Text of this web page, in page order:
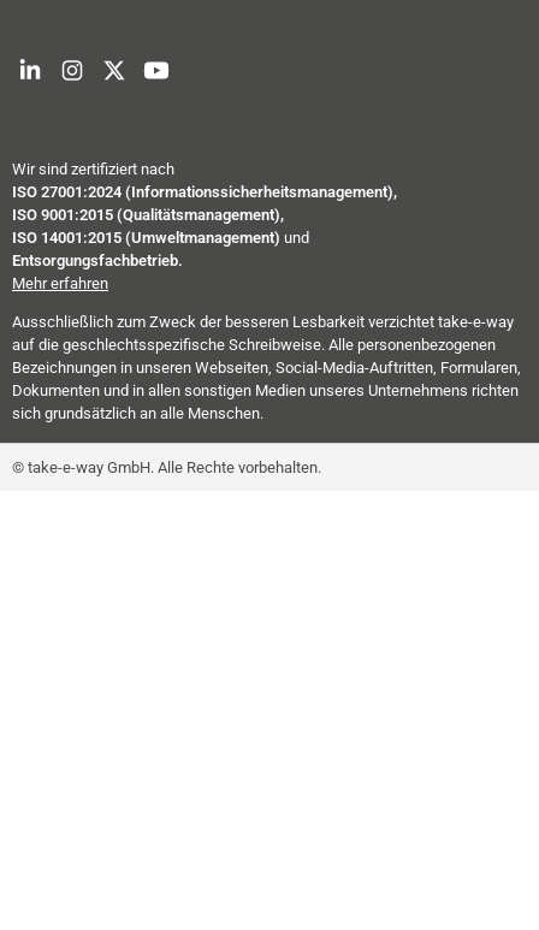
Wir sind zertifiziert nach
ISO 27001:2024 (Informationssicherheitsmanagement),
ISO 9001:2015 (Qualitätsmanagement),
ISO 14001:2015 (Umweltmanagement) und
Entsorgungsfachbetrieb.
Mehr erfahren
Ausschließlich zum Zweck der besseren Lesbarkeit verzichtet take-e-way
auf die geschlechtsspezifische Schreibweise. Alle personenbezogenen
Bezeichnungen in unseren Webseiten, Social-Media-Auftritten, Formularen,
Dokumenten und in allen sonstigen Medien unseres Unternehmens richten
sich grundsätzlich an alle Menschen.
© take-e-way GmbH. Alle Rechte vorbehalten.